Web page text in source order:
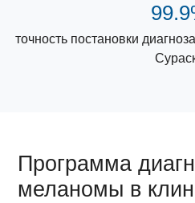
точность постановки
Программа
меланомы в